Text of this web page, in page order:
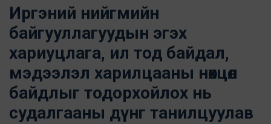
Иргэний нийгмийн
байгууллагуудын эгэх
хариуцлага, ил тод байдал,
мэдээлэл харилцааны нөхцөл
байдлыг тодорхойлох нь
судалгааны дүнг танилцуулав